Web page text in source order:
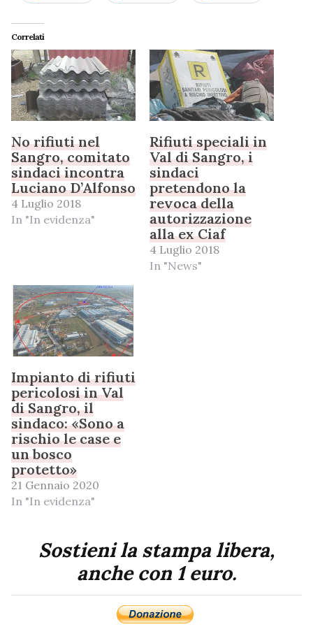
Correlati
No rifiuti nel
Sangro, comitato
sindaci incontra
Luciano D’Alfonso
4 Luglio 2018
In "In evidenza"
Rifiuti speciali in
Val di Sangro, i
sindaci
pretendono la
revoca della
autorizzazione
alla ex Ciaf
4 Luglio 2018
In "News"
Impianto di rifiuti
pericolosi in Val
di Sangro, il
sindaco: «Sono a
rischio le case e
un bosco
protetto»
21 Gennaio 2020
In "In evidenza"
Sostieni la stampa libera,
anche con 1 euro.